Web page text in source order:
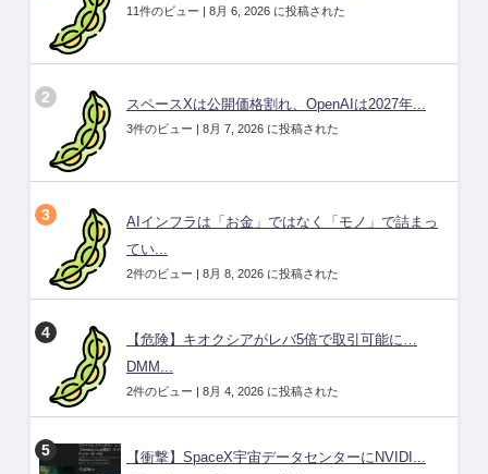
11件のビュー | 8月 6, 2026 に投稿された
スペースXは公開価格割れ、OpenAIは2027年...
3件のビュー | 8月 7, 2026 に投稿された
AIインフラは「お金」ではなく「モノ」で詰まっ
てい...
2件のビュー | 8月 8, 2026 に投稿された
【危険】キオクシアがレバ5倍で取引可能に…
DMM...
2件のビュー | 8月 4, 2026 に投稿された
【衝撃】SpaceX宇宙データセンターにNVIDI...